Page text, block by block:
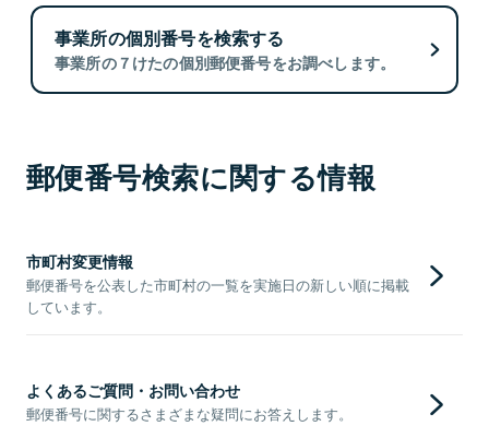
事業所の個別番号を検索する
事業所の７けたの個別郵便番号をお調べします。
郵便番号検索に関する情報
市町村変更情報
郵便番号を公表した市町村の一覧を実施日の新しい順に掲載
しています。
よくあるご質問・お問い合わせ
郵便番号に関するさまざまな疑問にお答えします。